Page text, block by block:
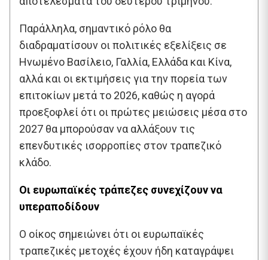
Παράλληλα, σημαντικό ρόλο θα
διαδραματίσουν οι πολιτικές εξελίξεις σε
Ηνωμένο Βασίλειο, Γαλλία, Ελλάδα και Κίνα,
αλλά και οι εκτιμήσεις για την πορεία των
επιτοκίων μετά το 2026, καθώς η αγορά
προεξοφλεί ότι οι πρώτες μειώσεις μέσα στο
2027 θα μπορούσαν να αλλάξουν τις
επενδυτικές ισορροπίες στον τραπεζικό
κλάδο.
Οι ευρωπαϊκές τράπεζες συνεχίζουν να
υπεραποδίδουν
Ο οίκος σημειώνει ότι οι ευρωπαϊκές
τραπεζικές μετοχές έχουν ήδη καταγράψει